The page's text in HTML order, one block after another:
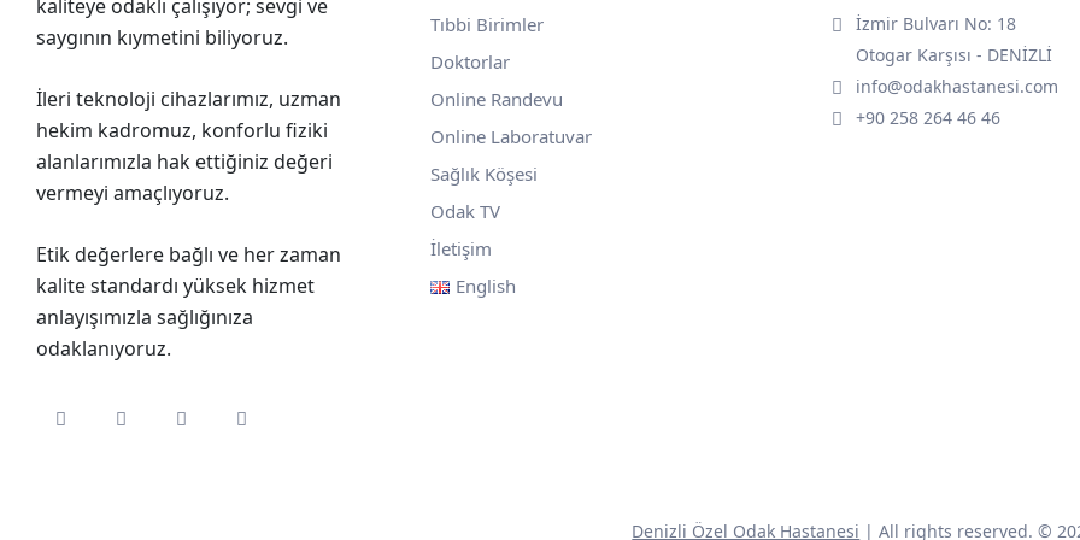
kaliteye odaklı çalışıyor; sevgi ve
saygının kıymetini biliyoruz.
İleri teknoloji cihazlarımız, uzman
hekim kadromuz, konforlu fiziki
alanlarımızla hak ettiğiniz değeri
vermeyi amaçlıyoruz.
Etik değerlere bağlı ve her zaman
kalite standardı yüksek hizmet
anlayışımızla sağlığınıza
odaklanıyoruz.
Tıbbi Birimler
Doktorlar
Online Randevu
Online Laboratuvar
Sağlık Köşesi
Odak TV
İletişim
English
İzmir Bulvarı No: 18
Otogar Karşısı - DENİZLİ
info@odakhastanesi.com
+90 258 264 46 46
Denizli Özel Odak Hastanesi | All rights reserved. ©